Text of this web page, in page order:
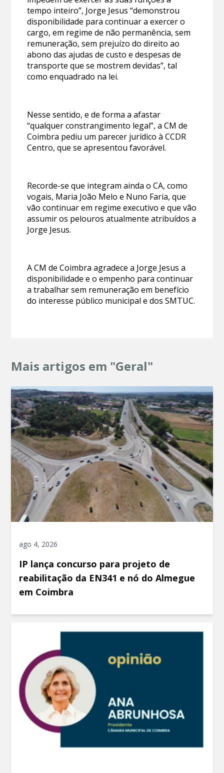
tempo inteiro”, Jorge Jesus “demonstrou
disponibilidade para continuar a exercer o
cargo, em regime de não permanência, sem
remuneração, sem prejuízo do direito ao
abono das ajudas de custo e despesas de
transporte que se mostrem devidas”, tal
como enquadrado na lei.
Nesse sentido, e de forma a afastar
“qualquer constrangimento legal”, a CM de
Coimbra pediu um parecer jurídico à CCDR
Centro, que se apresentou favorável.
Recorde-se que integram ainda o CA, como
vogais, Maria João Melo e Nuno Faria, que
vão continuar em regime executivo e que vão
assumir os pelouros atualmente atribuídos a
Jorge Jesus.
A CM de Coimbra agradece a Jorge Jesus a
disponibilidade e o empenho para continuar
a trabalhar sem remuneração em benefício
do interesse público municipal e dos SMTUC.
Mais artigos em "Geral"
ago 4, 2026
IP lança concurso para projeto de
reabilitação da EN341 e nó do Almegue
em Coimbra